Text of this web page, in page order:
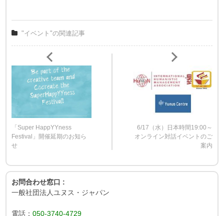
"イベント"の関連記事
「Super HappYYness
Festival」開催延期のお知ら
せ
6/17（水）日本時間19:00～
オンライン対話イベントのご
案内
お問合わせ窓口 :
一般社団法人ユヌス・ジャパン
電話：050-3740-4729